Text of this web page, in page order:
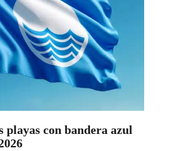
playas con bandera azul